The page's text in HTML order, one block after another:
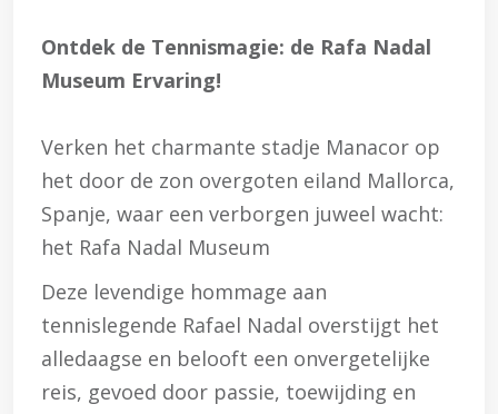
Ontdek de Tennismagie: de Rafa Nadal
Museum Ervaring!
Verken het charmante stadje Manacor op
het door de zon overgoten eiland Mallorca,
Spanje, waar een verborgen juweel wacht:
het Rafa Nadal Museum
Deze levendige hommage aan
tennislegende Rafael Nadal overstijgt het
alledaagse en belooft een onvergetelijke
reis, gevoed door passie, toewijding en